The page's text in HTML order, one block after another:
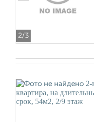
2/3